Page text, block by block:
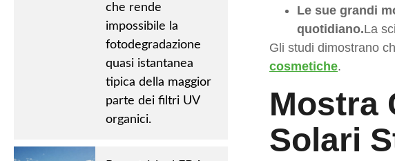
che rende
impossibile la
fotodegradazione
quasi istantanea
tipica della maggior
parte dei filtri UV
organici.
Le sue grandi
quotidiano.La
Gli studi dimostrano
cosmetiche.
Mostra
Solari